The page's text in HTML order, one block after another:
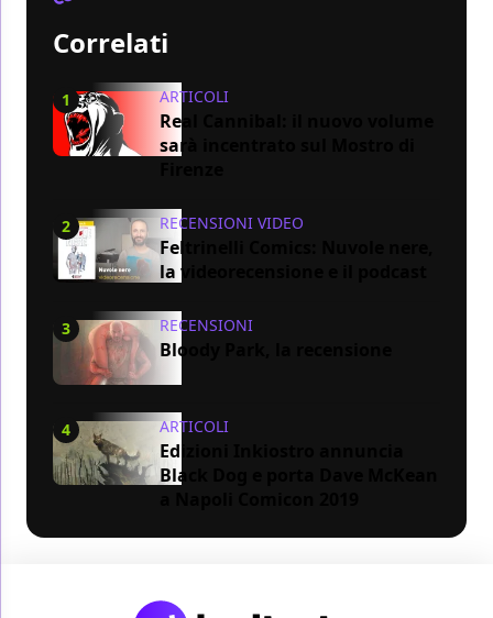
Correlati
1 ARTICOLI
Real Cannibal: il nuovo volume
sarà incentrato sul Mostro di
2 RECENSIONI VIDEO
Feltrinelli Comics: Nuvole nere,
la videorecensione e il podcast
3 RECENSIONI
Bloody Park, la recensione
4 ARTICOLI
Edizioni Inkiostro annuncia
Black Dog e porta Dave McKean